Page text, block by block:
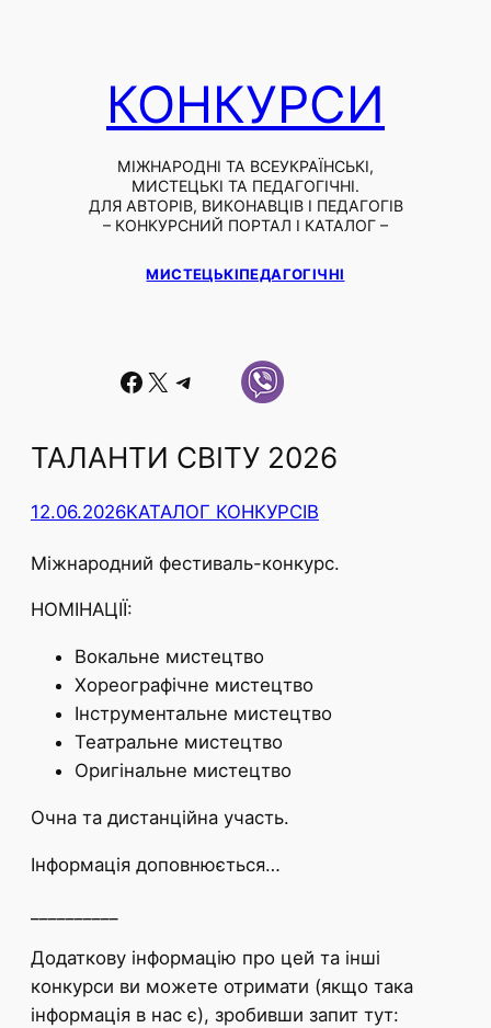
КОНКУРСИ
МІЖНАРОДНІ ТА ВСЕУКРАЇНСЬКІ,
МИСТЕЦЬКІ ТА ПЕДАГОГІЧНІ.
ДЛЯ АВТОРІВ, ВИКОНАВЦІВ І ПЕДАГОГІВ
– КОНКУРСНИЙ ПОРТАЛ І КАТАЛОГ –
МИСТЕЦЬКІПЕДАГОГІЧНІ
Facebook X Telegram
ТАЛАНТИ СВІТУ 2026
12.06.2026КАТАЛОГ КОНКУРСІВ
Міжнародний фестиваль-конкурс.
НОМІНАЦІЇ:
Вокальне мистецтво
Хореографічне мистецтво
Інструментальне мистецтво
Театральне мистецтво
Оригінальне мистецтво
Очна та дистанційна участь.
Інформація доповнюється…
Додаткову інформацію про цей та інші
конкурси ви можете отримати (якщо така
інформація в нас є), зробивши запит тут: